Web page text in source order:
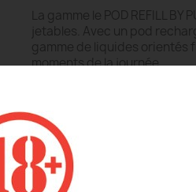
La gamme le POD REFILL
jetables. Avec un pod
gamme de liquides orientés
moments de la journée.
Ces liquides peuvent être
n'importe quel autre
taille et ses saveurs fraiches
Saveur proposée : Caramel
Taux : 0 mg